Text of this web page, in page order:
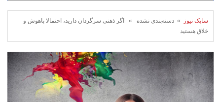
سایک نیوز
» دسته‌بندی نشده » اگر ذهنی سرگردان دارید، احتمالا باهوش و
خلاق هستید